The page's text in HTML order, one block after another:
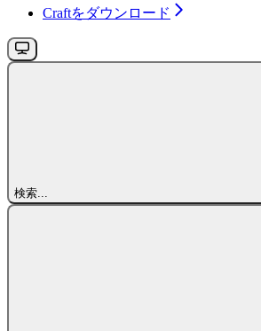
Craftをダウンロード
検索...